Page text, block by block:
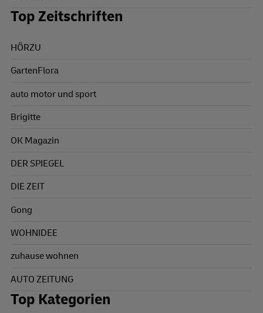
Top Zeitschriften
HÖRZU
GartenFlora
auto motor und sport
Brigitte
OK Magazin
DER SPIEGEL
DIE ZEIT
Gong
WOHNIDEE
zuhause wohnen
AUTO ZEITUNG
Top Kategorien